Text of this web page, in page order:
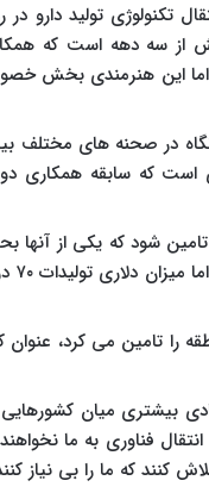
سند همکاری در زمینه انتقال تکنولوژی
از سه دهه است که
اما این هنرمندی بخش
در صحنه های مختلف
که سابقه همکاری
شود که یکی از آنها
بود؛
بیشتری میان کشورهایی
فناوری به ما نخواهند
که ما را بی نیاز